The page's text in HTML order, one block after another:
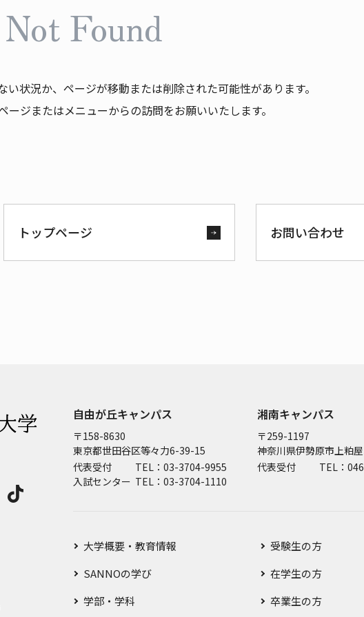
Not Found
い状況か、ページが移動または削除された可能性があります。
ージまたはメニューからの訪問をお願いいたします。
トップページ お問い合わせ
自由が丘キャンパス
〒158-8630
東京都世田谷区等々力6-39-15
代表受付
TEL：03-3704-9955
入試センター TEL：03-3704-1110
湘南キャンパス
〒259-1197
神奈川県伊勢原市上粕
代表受付
TEL：
大学概要・教育情報
SANNOの学び
学部・学科
受験生の方
在学生の方
卒業生の方